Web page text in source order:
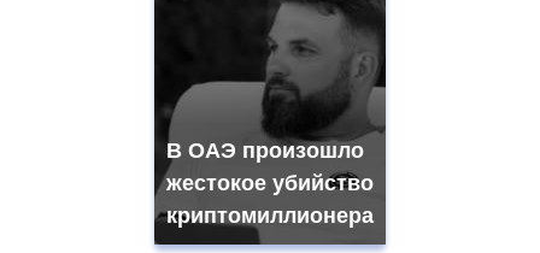
В ОАЭ произошло
жестокое убийство
криптомиллионера